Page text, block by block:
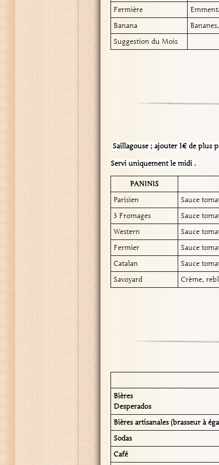
Fermière
Banana
Suggestion du Mois
Saillagouse ; ajouter 1€ de plus
Servi uniquement le midi .
PANINIS
Parisien
Sauce
3 Fromages
Sauce
Western
Sauce
Fermier
Sauce
Catalan
Sauce
Savoyard
Crème,
Bières
Desperados
Bières artisanales (brasseur à
Sodas
Café